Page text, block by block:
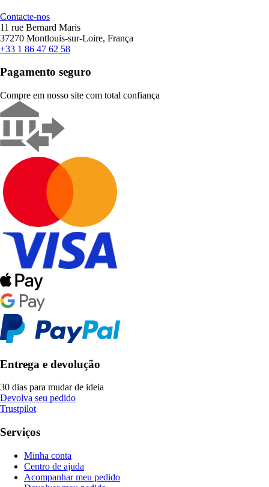
Contacte-nos
11 rue Bernard Maris
37270 Montlouis-sur-Loire, França
+33 1 86 47 62 58
Pagamento seguro
Compre em nosso site com total confiança
Entrega e devolução
30 dias para mudar de ideia
Devolva seu pedido
Trustpilot
Serviços
Minha conta
Centro de ajuda
Acompanhar meu pedido